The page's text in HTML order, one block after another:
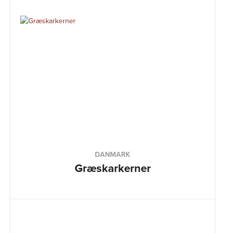
DANMARK
Græskarkerner